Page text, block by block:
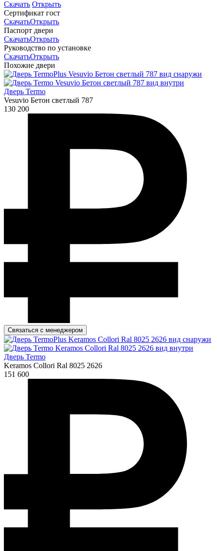
Скачать Открыть
Сертификат гост
СкачатьОткрыть
Паспорт двери
СкачатьОткрыть
Руководство по установке
СкачатьОткрыть
Похожие двери
Дверь Termo
Vesuvio Бетон светлый 787
130 200
Связаться с менеджером
Дверь Termo
Keramos Collori Ral 8025 2626
151 600